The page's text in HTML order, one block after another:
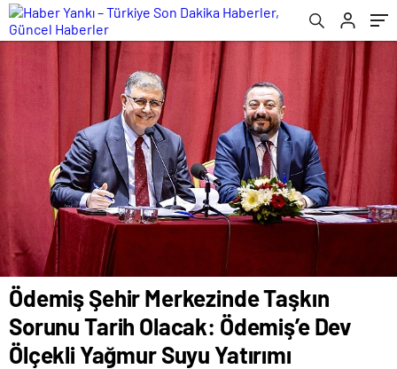
Suyu Yatırımı
Ödemiş Şehir Merkezinde Taşkın
Sorunu Tarih Olacak: Ödemiş’e Dev
Ölçekli Yağmur Suyu Yatırımı